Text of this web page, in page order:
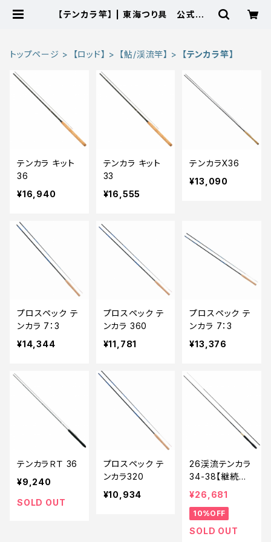
【テンカラ竿】 | 東海つり具 公式オン
トップページ 【ロッド】 【鮎/渓流竿】 【テンカラ竿】
テンカラ キット
36
¥16,940
テンカラ キット
33
¥16,555
テンカラX36
¥13,090
プロスペック テ
ンカラ 7：3
¥14,344
プロスペック テ
ンカラ 360
¥11,781
プロスペック テ
ンカラ 7：3
¥13,376
テンカラＲＴ 36
¥9,240
SOLD OUT
プロスペック テ
ンカラ320
¥10,934
26渓流テンカラ
34-38【継続セ
ール_ロッド】【1
¥26,681
10%OFF
SOLD OUT